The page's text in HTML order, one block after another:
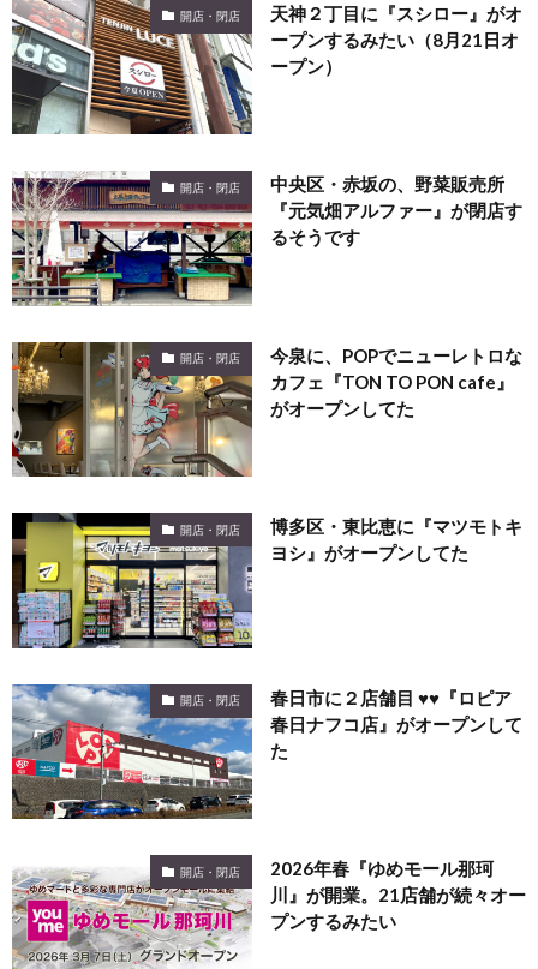
開店・閉店
天神２丁目に『スシロー』がオ
ープンするみたい（8月21日オ
ープン）
開店・閉店
中央区・赤坂の、野菜販売所
『元気畑アルファー』が閉店す
るそうです
開店・閉店
今泉に、POPでニューレトロな
カフェ『TON TO PON cafe』
がオープンしてた
開店・閉店
博多区・東比恵に『マツモトキ
ヨシ』がオープンしてた
開店・閉店
春日市に２店舗目 ♥♥『ロピア
春日ナフコ店』がオープンして
た
開店・閉店
2026年春『ゆめモール那珂
川』が開業。21店舗が続々オー
プンするみたい